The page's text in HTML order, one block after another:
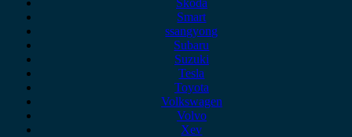
Skoda
Smart
ssangyong
Subaru
Suzuki
Tesla
Toyota
Volkswagen
Volvo
Xev